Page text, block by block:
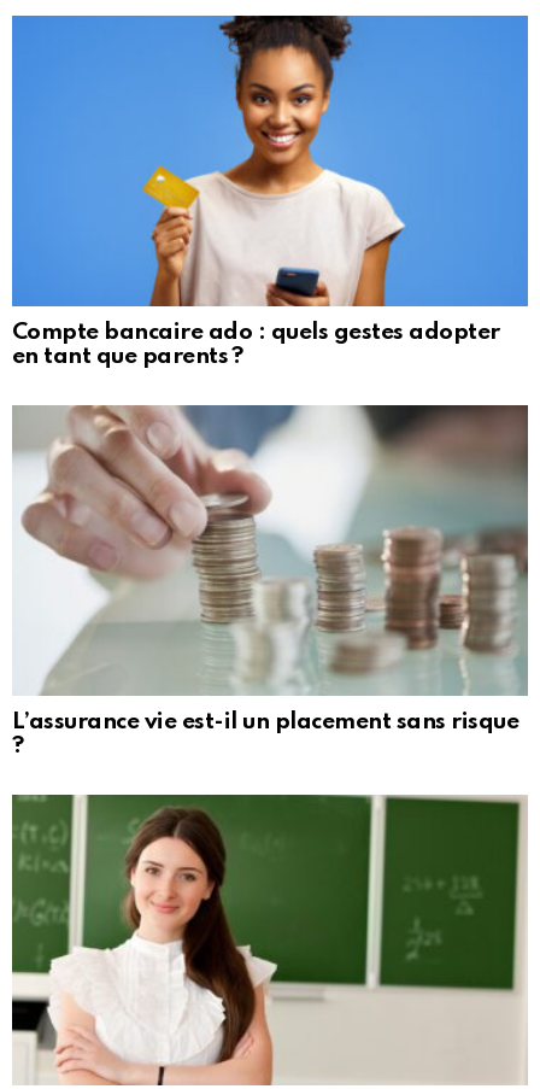
Compte bancaire ado : quels gestes adopter
en tant que parents ?
L’assurance vie est-il un placement sans risque
?